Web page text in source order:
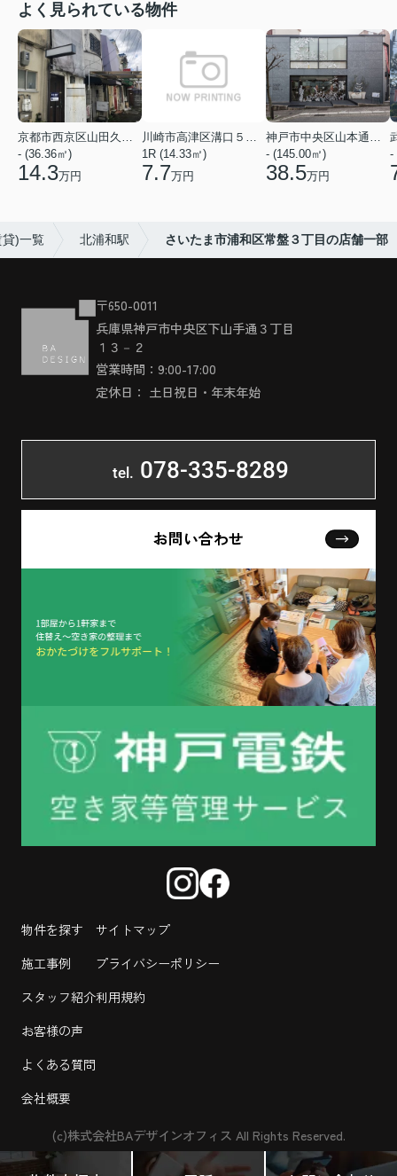
よく見られている物件
京都市西京区山田久田町
- (36.36㎡)
14.3万円
川崎市高津区溝口５丁目
1R (14.33㎡)
7.7万円
神戸市中央区山本通２丁目
- (145.00㎡)
38.5万円
-
)一覧 北浦和駅 さいたま市浦和区常盤３丁目の店舗一部
〒650-0011
兵庫県神戸市中央区下山手通３丁目
１３－２
営業時間：9:00-17:00
定休日： 土日祝日・年末年始
tel. 078-335-8289
お問い合わせ
物件を探す
施工事例
スタッフ紹介
お客様の声
よくある質問
会社概要
サイトマップ
プライバシーポリシー
利用規約
(c)株式会社BAデザインオフィス All Rights Reserved.